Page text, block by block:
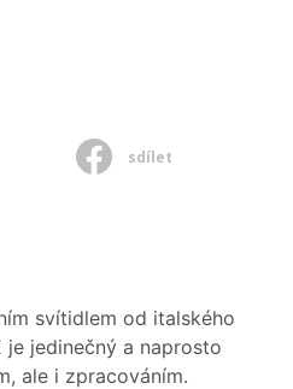
sdílet
svítidlem od italského
je jedinečný a naprosto
ale i zpracováním.